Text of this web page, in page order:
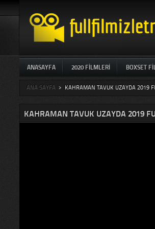
ANASAYFA 2020 FILMLERI BOXSET
ANA SAYFA > KAHRAMAN TAVUK UZAYDA 2019
KAHRAMAN TAVUK UZAYDA 2019